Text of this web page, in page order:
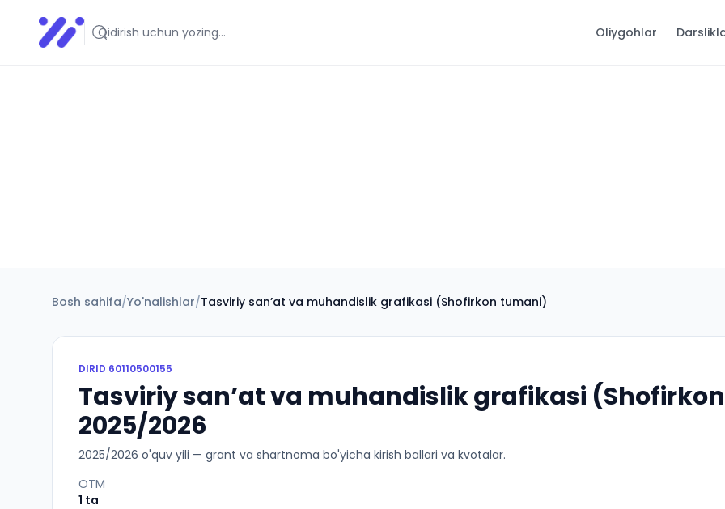
Infoedu
Ta&#039;lim xabarlari va yangiliklari Oliygohlar
Bosh sahifa/Yo'nalishlar/Tasviriy sanʼat va muhandislik grafikasi (Shofirkon tumani)
DIRID 60110500155
Tasviriy sanʼat va muhandislik grafikasi
2025/2026
2025/2026 o'quv yili — grant va shartnoma bo'yicha kirish ballari va kvotalar.
OTM
1 ta